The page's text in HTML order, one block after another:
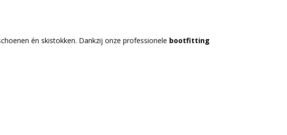
én skistokken. Dankzij onze professionele bootfitting